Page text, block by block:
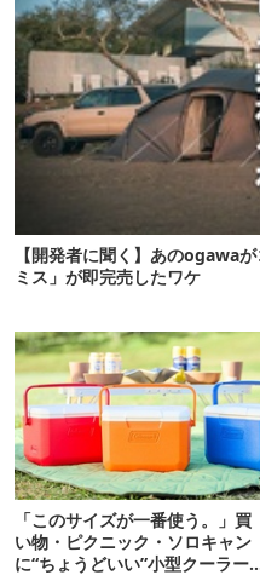
【開発者に聞く】あのogawa
ミス」が即完売したワケ
「このサイズが一番使う。」買
い物・ピクニック・ソロキャン
に“ちょうどいい”小型クーラー